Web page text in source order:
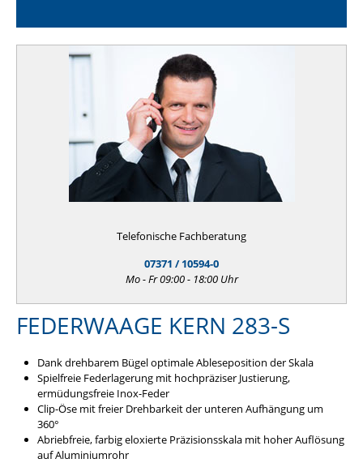
Telefonische Fachberatung
07371 / 10594-0
Mo - Fr 09:00 - 18:00 Uhr
FEDERWAAGE KERN 283-S
Dank drehbarem Bügel optimale Ableseposition der Skala
Spielfreie Federlagerung mit hochpräziser Justierung,
ermüdungsfreie Inox-Feder
Clip-Öse mit freier Drehbarkeit der unteren Aufhängung um
360°
Abriebfreie, farbig eloxierte Präzisionsskala mit hoher Auflösung
auf Aluminiumrohr